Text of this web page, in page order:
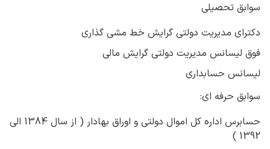
سوابق تحصیلی
دکترای مدیریت دولتی گرایش خط مشی گذاری
فوق لیسانس مدیریت دولتی گرایش مالی
لیسانس حسابداری
سوابق حرفه ای:
حسابرس اداره کل اموال دولتی و اوراق بهادار ( از سال 1384 الی
1392 )